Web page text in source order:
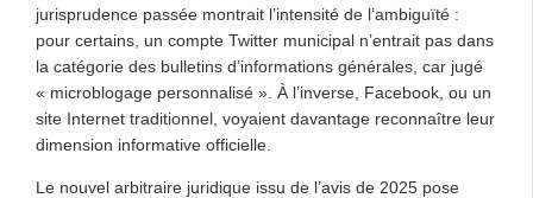
jurisprudence passée montrait l’intensité de l’ambiguïté :
pour certains, un compte Twitter municipal n’entrait pas dans
la catégorie des bulletins d’informations générales, car jugé
« microblogage personnalisé ». À l’inverse, Facebook, ou un
site Internet traditionnel, voyaient davantage reconnaître leur
dimension informative officielle.
Le nouvel arbitraire juridique issu de l’avis de 2025 pose